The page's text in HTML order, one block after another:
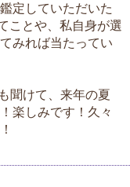
定していただいた
ことや、私自身が選
みれば当たってい
聞けて、来年の夏
楽しみです！久々